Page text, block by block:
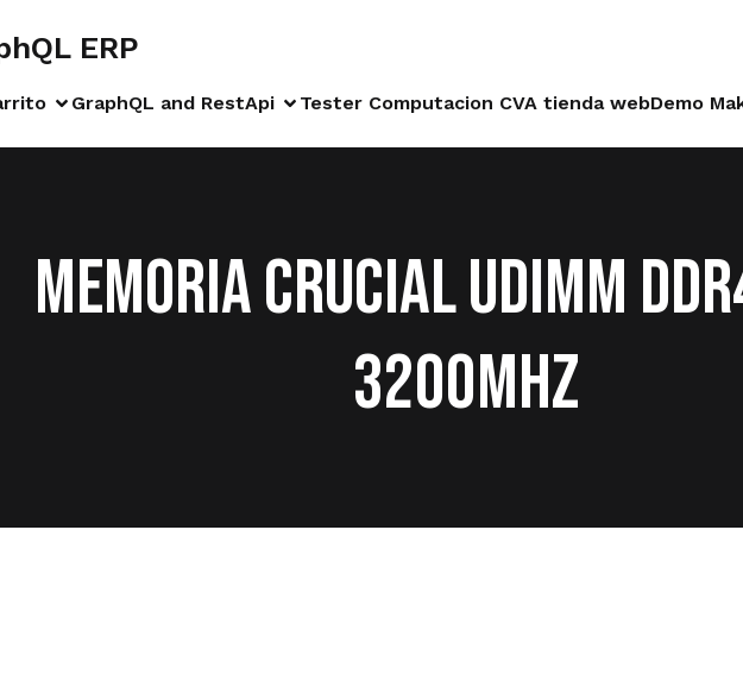
ERP
GraphQL and RestApi Tester Computacion CVA tienda webDemo
MEMORIA CRUCIAL UDIMM
3200MHZ